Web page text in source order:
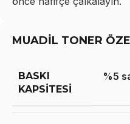
MUADİL TONER
BASKI
KAPSITESI
%5